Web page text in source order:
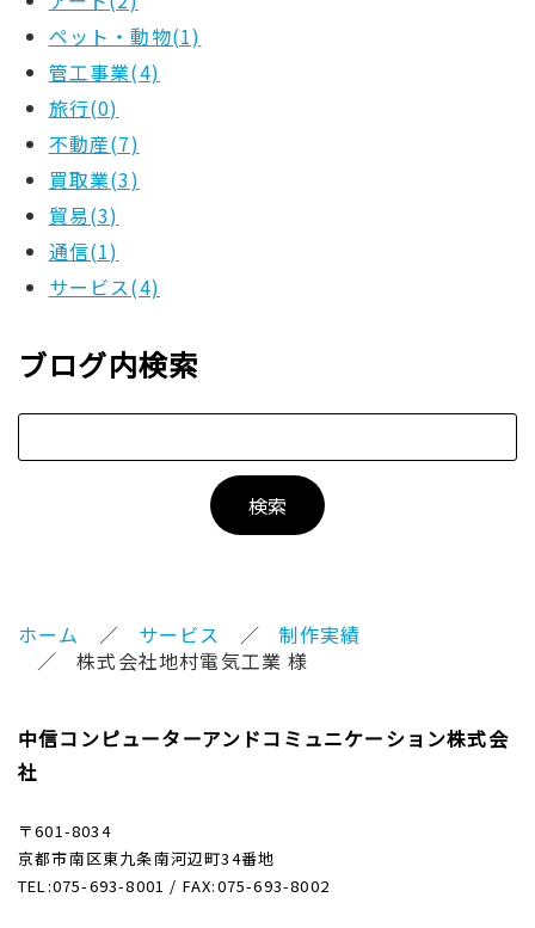
ペット・動物(1)
管工事業(4)
旅行(0)
不動産(7)
買取業(3)
貿易(3)
通信(1)
サービス(4)
ブログ内検索
ホーム サービス
制作実績
株式会社地村電気工業 様
中信コンピューターアンドコミュニケーション株式会
社
〒601-8034
京都市南区東九条南河辺町34番地
TEL:075-693-8001 / FAX:075-693-8002